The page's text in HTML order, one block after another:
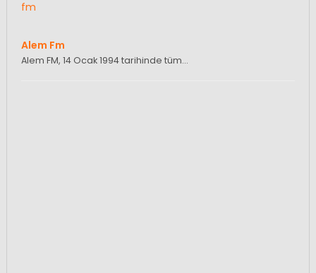
Alem Fm
Alem FM, 14 Ocak 1994 tarihinde tüm…